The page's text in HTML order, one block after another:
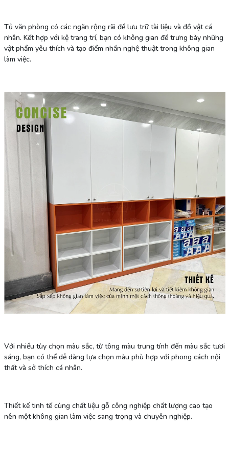
Tủ văn phòng có các ngăn rộng rãi để lưu trữ tài liệu và đồ vật cá
nhân. Kết hợp với kệ trang trí, bạn có không gian để trưng bày những
vật phẩm yêu thích và tạo điểm nhấn nghệ thuật trong không gian
làm việc.
Với nhiều tùy chọn màu sắc, từ tông màu trung tính đến màu sắc tươi
sáng, bạn có thể dễ dàng lựa chọn màu phù hợp với phong cách nội
thất và sở thích cá nhân.
Thiết kế tinh tế cùng chất liệu gỗ công nghiệp chất lượng cao tạo
nên một không gian làm việc sang trọng và chuyên nghiệp.